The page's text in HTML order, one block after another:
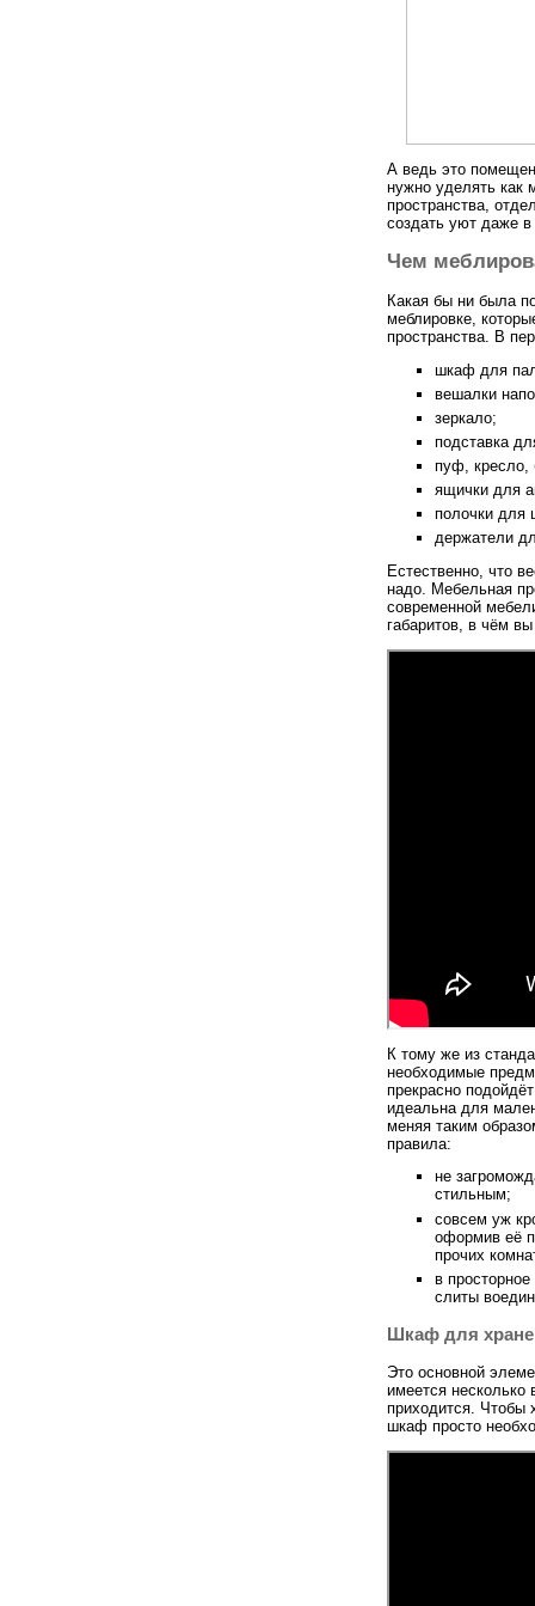
А ведь это
нужно уделять как
пространства,
создать уют даже
Чем
Какая бы ни была
меблировке,
пространства. В
шкаф для
вешалки
зеркало;
подставка
пуф, кресло,
ящички для
полочки
держатели
Естественно, что
надо. Мебельная
современной
габаритов, в чём
К тому же из
необходимые
прекрасно
идеальна для
меняя таким
правила:
не
стильным;
совсем уж
оформив её
прочих
в
слиты
Шкаф для
Это основной
имеется
приходится. Чтобы
шкаф просто